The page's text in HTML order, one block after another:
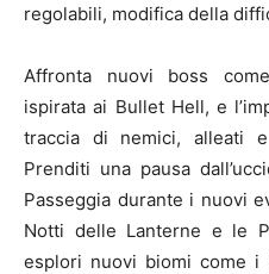
regolabili, modifica della
Affronta nuovi boss
ispirata ai Bullet Hell, e
traccia di nemici, alleati
Prenditi una pausa
Passeggia durante i nuovi
Notti delle Lanterne e le
esplori nuovi biomi come